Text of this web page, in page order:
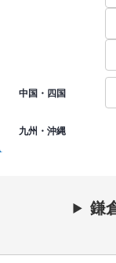
中国・四国
九州・沖縄
鎌